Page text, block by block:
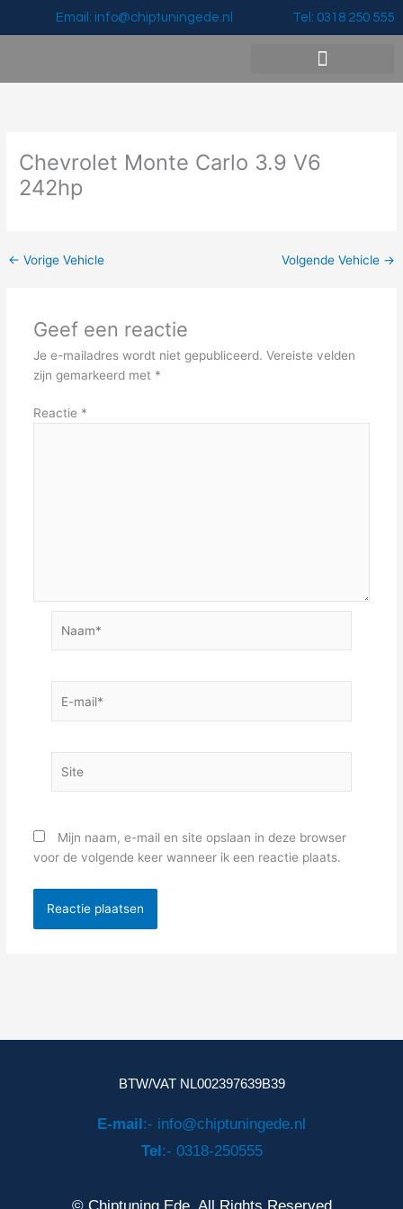
Email: info@chiptuningede.nl Tel: 0318 250 555
Chevrolet Monte Carlo 3.9 V6
242hp
← Vorige Vehicle Volgende Vehicle →
Geef een reactie
Je e-mailadres wordt niet gepubliceerd. Vereiste velden
zijn gemarkeerd met *
Reactie *
mail*
Mijn naam, e-mail en site opslaan in deze browser
voor de volgende keer wanneer ik een reactie plaats.
BTW/VAT NL002397639B39
E-mail :- info@chiptuningede.nl
Tel :- 0318-250555